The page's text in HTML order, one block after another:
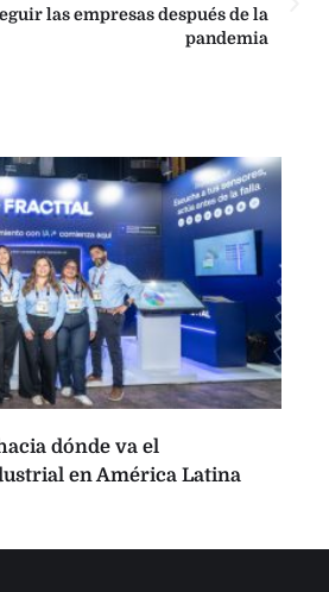
las empresas después de la
pandemia
dónde va el
en América Latina